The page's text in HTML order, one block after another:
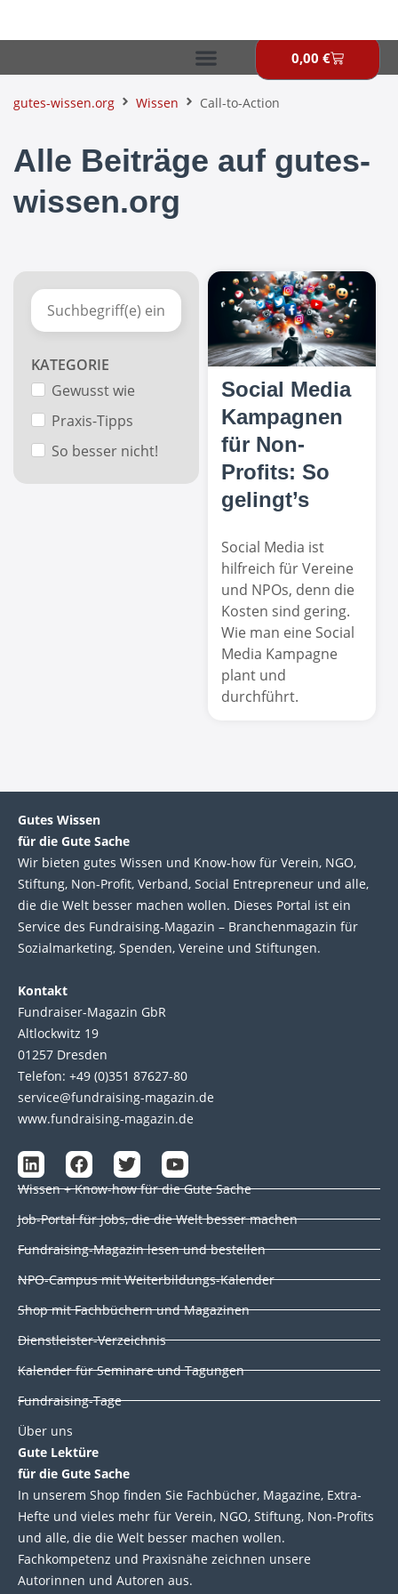
0,00 €
gutes-wissen.org Wissen Call-to-Action
Alle Beiträge auf gutes-
wissen.org
KATEGORIE
Gewusst wie
Praxis-Tipps
So besser nicht!
Social Media
Kampagnen
für Non-
Profits: So
gelingt’s
Social Media ist
hilfreich für Vereine
und NPOs, denn die
Kosten sind gering.
Wie man eine Social
Media Kampagne
plant und
durchführt.
Gutes Wissen
für die Gute Sache
Wir bie­ten gutes Wis­sen und Know-how für Ver­ein, NGO,
Stif­tung, Non-Profit, Ver­band, Social Entre­pre­neur und alle,
die die Welt bes­ser machen wol­len. Die­ses Por­tal ist ein
Service des Fund­raising-Magazin – Bran­chen­magazin für
Sozial­marke­ting, Spen­den, Ver­eine und Stif­tun­gen.
Kontakt
Fundraiser-Magazin GbR
Altlockwitz 19
01257 Dresden
Telefon: +49 (0)351 87627-80
service@fundraising-magazin.de
www.fundraising-magazin.de
L
i
n
k
e
d
n
F
a
c
e
b
o
o
k
T
w
i
t
e
Y
o
u
t
u
b
Wissen + Know-how für die Gute Sache
Job-Portal für Jobs, die die Welt besser machen
Fundraising-Magazin lesen und bestellen
NPO-Campus mit Weiterbildungs-Kalender
Shop mit Fachbüchern und Magazinen
Dienstleister-Verzeichnis
Kalender für Seminare und Tagungen
Fundraising-Tage
Über uns
Gute Lektüre
für die Gute Sache
In unserem Shop finden Sie Fachbücher, Magazine, Extra-
Hefte und vieles mehr für Verein, NGO, Stiftung, Non-Profits
und alle, die die Welt besser machen wollen.
Fachkompetenz und Praxisnähe zeichnen unsere
Autorinnen und Autoren aus.